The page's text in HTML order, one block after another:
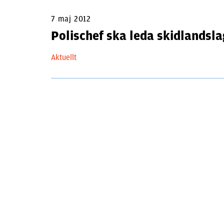
7 maj 2012
Polischef ska leda
Aktuellt